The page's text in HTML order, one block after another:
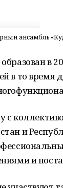
ансамбль
в
в то время
с
и
и